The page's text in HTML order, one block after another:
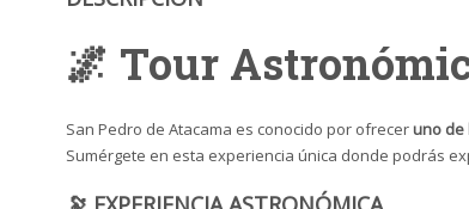
🌌 Tour
San Pedro de Atacama es conocido por ofreceruno de
Sumérgete en esta experiencia única donde podrás